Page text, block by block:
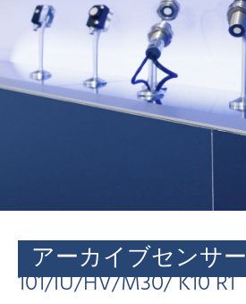
アーカイブセンサー
101/IU/HV/M30/ K10 R1